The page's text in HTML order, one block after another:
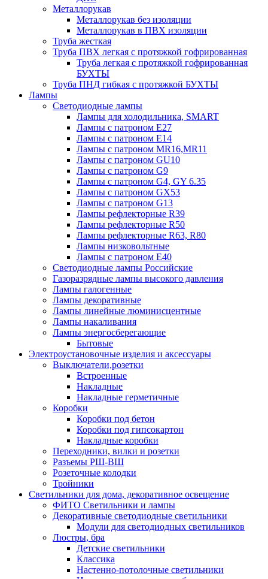
Металлорукав
Металлорукав без изоляции
Металлорукав в ПВХ изоляции
Труба жесткая
Труба ПВХ легкая с протяжкой гофрированная
Труба легкая с протяжкой гофрированная
БУХТЫ
Труба ПНД гибкая с протяжкой БУХТЫ
Лампы
Светодиодные лампы
Лампы для холодильника, SMART
Лампы с патроном E27
Лампы с патроном Е14
Лампы с патроном MR16,MR11
Лампы с патроном GU10
Лампы с патроном G9
Лампы с патроном G4, GY 6.35
Лампы с патроном GX53
Лампы с патроном G13
Лампы рефлекторные R39
Лампы рефлекторные R50
Лампы рефлекторные R63, R80
Лампы низковольтные
Лампы с патроном Е40
Светодиодные лампы Российские
Газоразрядные лампы высокого давления
Лампы галогенные
Лампы декоративные
Лампы линейные люминисцентные
Лампы накаливания
Лампы энергосберегающие
Бытовые
Электроустановочные изделия и аксессуары
Выключатели,розетки
Встроенные
Накладные
Накладные герметичные
Коробки
Коробки под бетон
Коробки под гипсокартон
Накладные коробки
Переходники, вилки и розетки
Разъемы РШ-ВШ
Розеточные колодки
Тройники
Светильники для дома, декоративное освещение
ФИТО Светильники и лампы
Декоративные светодиодные светильники
Модули для светодиодных светильников
Люстры, бра
Детские светильники
Классика
Настенно-потолочные светильники